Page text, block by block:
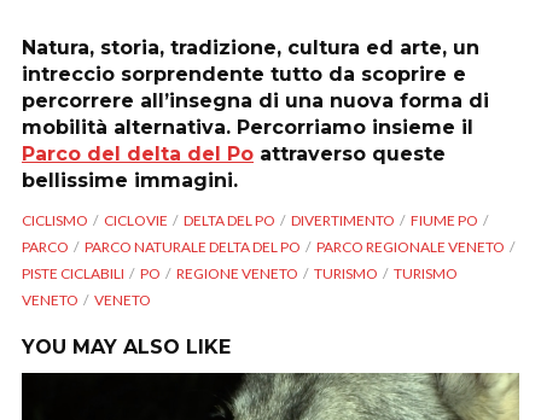
Natura, storia, tradizione, cultura ed arte, un
intreccio sorprendente tutto da scoprire e
percorrere all’insegna di una nuova forma di
mobilità alternativa. Percorriamo insieme il
Parco del delta del Po attraverso queste
bellissime immagini.
CICLISMO CICLOVIE DELTA DEL PO DIVERTIMENTO
FIUME PO
PARCO
PARCO NATURALE DELTA DEL PO
PARCO REGIONALE VENETO
PISTE CICLABILI
PO REGIONE VENETO TURISMO
TURISMO
VENETO
VENETO
YOU MAY ALSO LIKE